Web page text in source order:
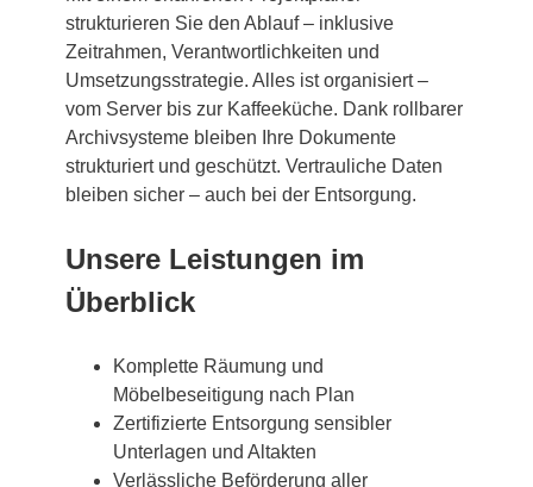
strukturieren Sie den Ablauf – inklusive
Zeitrahmen, Verantwortlichkeiten und
Umsetzungsstrategie. Alles ist organisiert –
vom Server bis zur Kaffeeküche. Dank rollbarer
Archivsysteme bleiben Ihre Dokumente
strukturiert und geschützt. Vertrauliche Daten
bleiben sicher – auch bei der Entsorgung.
Unsere Leistungen im
Überblick
Komplette Räumung und
Möbelbeseitigung nach Plan
Zertifizierte Entsorgung sensibler
Unterlagen und Altakten
Verlässliche Beförderung aller